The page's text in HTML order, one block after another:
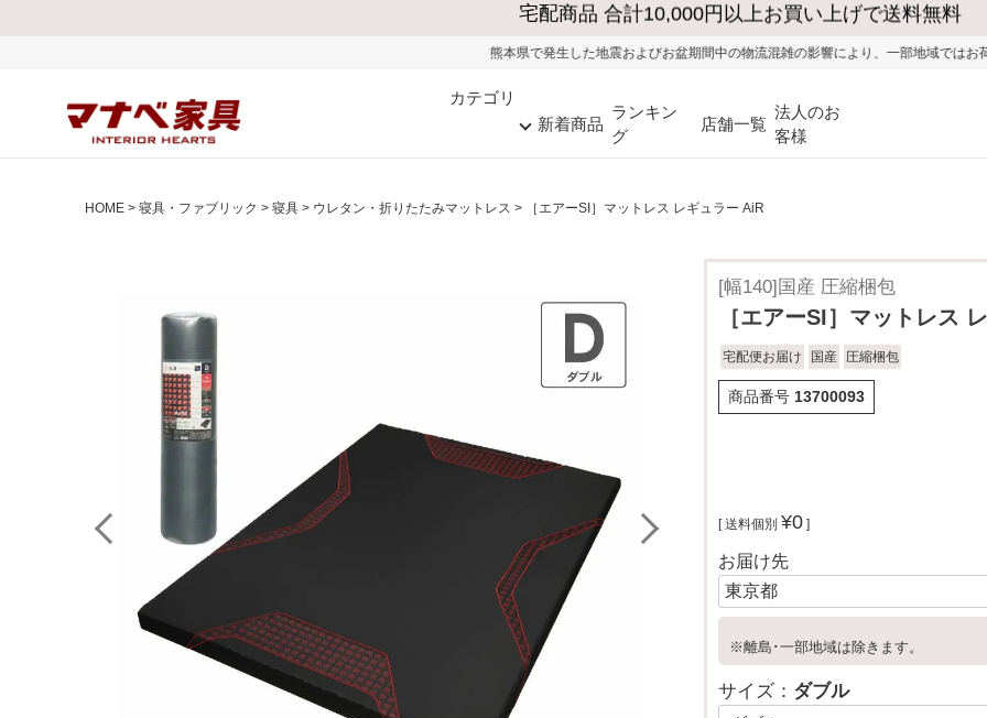
熊本県で発生した地震およびお盆期間中の物流混雑の影響により、一部地域ではお荷物のお届けに遅
カテゴリ
新着商品
ランキン
グ
店舗一覧
法人のお
客様
HOME 寝具・ファブリック 寝具 ウレタン・折りたたみマットレス ［エアーSI］マットレス レギュラー AiR
[幅140]国産 圧縮梱包
［エアーSI］マットレス
宅配便お届け 国産 圧縮梱包
商品番号 13700093
送料個別 ¥0
お届け先
※離島･一部地域は除きます。
サイズ： ダブル